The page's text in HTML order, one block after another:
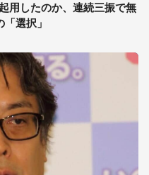
用したのか、連続三振で無
選択」